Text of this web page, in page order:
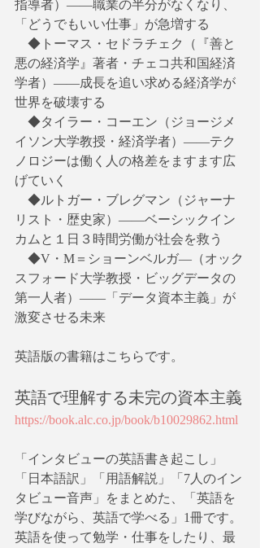
指導者）――職業の半分がなくなり、
「どうでもいい仕事」が急増する
◆トーマス・セドラチェク（『善と
悪の経済学』著者・チェコ共和国経済
学者）――成長を追い求める経済学が
世界を破壊する
◆タイラー・コーエン（ジョージメ
イソン大学教授・経済学者）――テク
ノロジーは働く人の格差をますます広
げていく
◆ルトガー・ブレグマン（ジャーナ
リスト・歴史家）――ベーシックイン
カムと１日３時間労働が社会を救う
◆V・M＝ショーンベルガ―（オック
スフォード大学教授・ビッグデータの
第一人者）――「データ資本主義」が
激変させる未来
英語版の書籍はこちらです。
英語で理解する未完の資本主義
https://book.alc.co.jp/book/b10029862.html
「インタビューの英語書き起こし」
「日本語訳」「用語解説」「7人のイン
タビュー音声」をまとめた、「英語を
学びながら、英語で学べる」1冊です。
英語を使って勉学・仕事をしたり、最